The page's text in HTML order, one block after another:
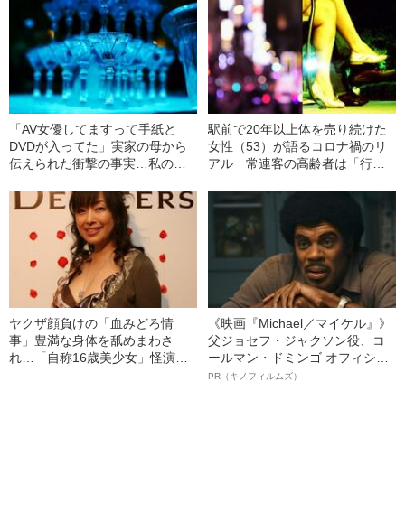
「AV女優してますって手紙と
DVDが入ってた」実家の母から
伝えられた衝撃の事実…私の素
駅前で20年以上体を売り続けた
女性（53）が語るコロナ禍のリ
アル 常連客の高齢者は「行か
ヤクザ顔負けの「血みどろ情
事」豊満な身体を舐めまわさ
れ…「自称16歳美少女」怪演
《映画『Michael／マイケル』》
父ジョセフ・ジャクソン役、コ
ールマン・ドミンゴ オフィシャ
ルインタビュー“観客を魅了した
PR（キノフィルムズ）